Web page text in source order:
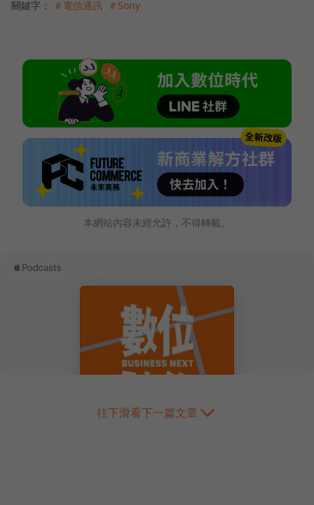
關鍵字： ＃電信通訊 ＃Sony
本網站內容未經允許，不得轉載。
往下滑看下一篇文章